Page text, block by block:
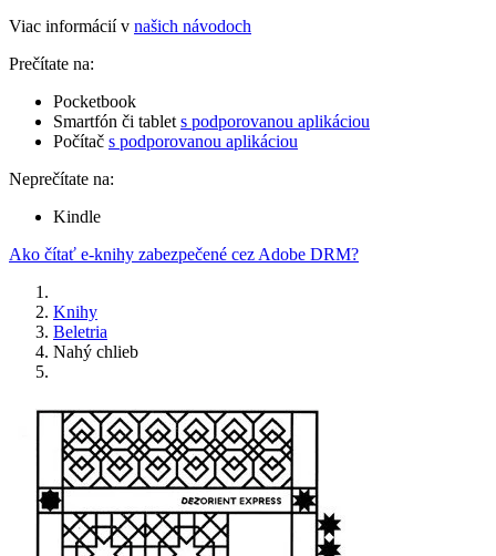
Viac informácií v našich návodoch
Prečítate na:
Pocketbook
Smartfón či tablet s podporovanou aplikáciou
Počítač s podporovanou aplikáciou
Neprečítate na:
Kindle
Ako čítať e-knihy zabezpečené cez Adobe DRM?
Knihy
Beletria
Nahý chlieb